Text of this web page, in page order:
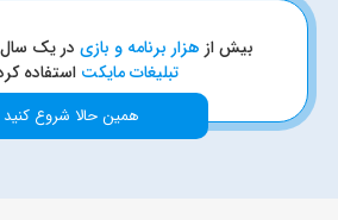
بیش از هزار برنامه و بازی در یک
تبلیغات مایکت استفاده
همین حالا شروع کنید